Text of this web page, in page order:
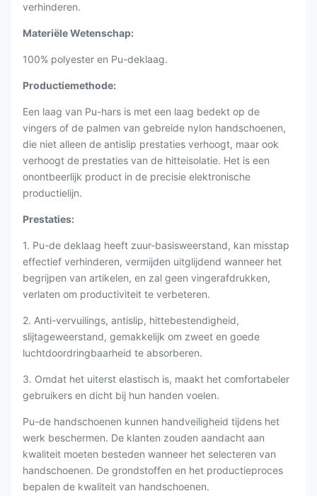
verhinderen.
Materiële Wetenschap:
100% polyester en Pu-deklaag.
Productiemethode:
Een laag van Pu-hars is met een laag bedekt op de
vingers of de palmen van gebreide nylon handschoenen,
die niet alleen de antislip prestaties verhoogt, maar ook
verhoogt de prestaties van de hitteisolatie. Het is een
onontbeerlijk product in de precisie elektronische
productielijn.
Prestaties:
1. Pu-de deklaag heeft zuur-basisweerstand, kan misstap
effectief verhinderen, vermijden uitglijdend wanneer het
begrijpen van artikelen, en zal geen vingerafdrukken,
verlaten om productiviteit te verbeteren.
2. Anti-vervuilings, antislip, hittebestendigheid,
slijtageweerstand, gemakkelijk om zweet en goede
luchtdoordringbaarheid te absorberen.
3. Omdat het uiterst elastisch is, maakt het comfortabeler
gebruikers en dicht bij hun handen voelen.
Pu-de handschoenen kunnen handveiligheid tijdens het
werk beschermen. De klanten zouden aandacht aan
kwaliteit moeten besteden wanneer het selecteren van
handschoenen. De grondstoffen en het productieproces
bepalen de kwaliteit van handschoenen.